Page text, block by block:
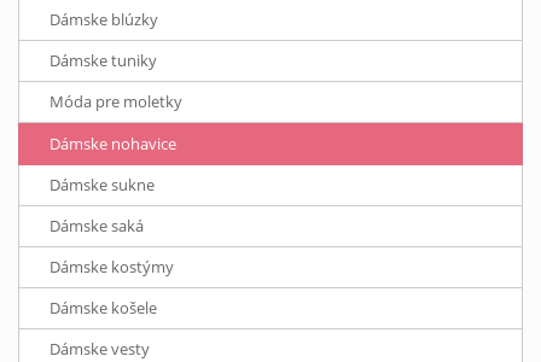
Dámske blúzky
Dámske tuniky
Móda pre moletky
Dámske nohavice
Dámske sukne
Dámske saká
Dámske kostýmy
Dámske košele
Dámske vesty